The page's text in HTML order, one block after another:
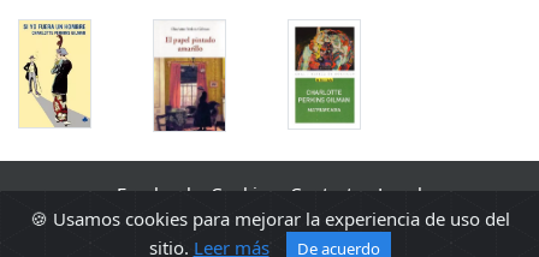
🍪 Usamos cookies para mejorar la experiencia de uso del
sitio. Leer más De acuerdo
Facebook Cookies Contacto
Legal
2010 - 2026 Sopa de libros s2 0.0117